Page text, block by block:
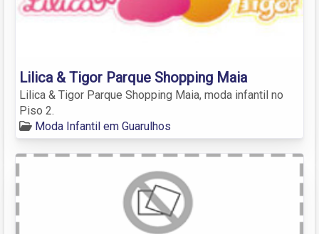
Lilica & Tigor Parque Shopping Maia
Lilica & Tigor Parque Shopping Maia, moda infantil no
Piso 2.
Moda Infantil em Guarulhos